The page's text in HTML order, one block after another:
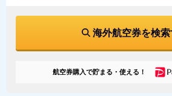
海外航空券を検
航空券購入で貯まる・使える！